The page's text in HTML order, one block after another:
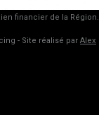
financier de la Région.
- Site réalisé par Alex